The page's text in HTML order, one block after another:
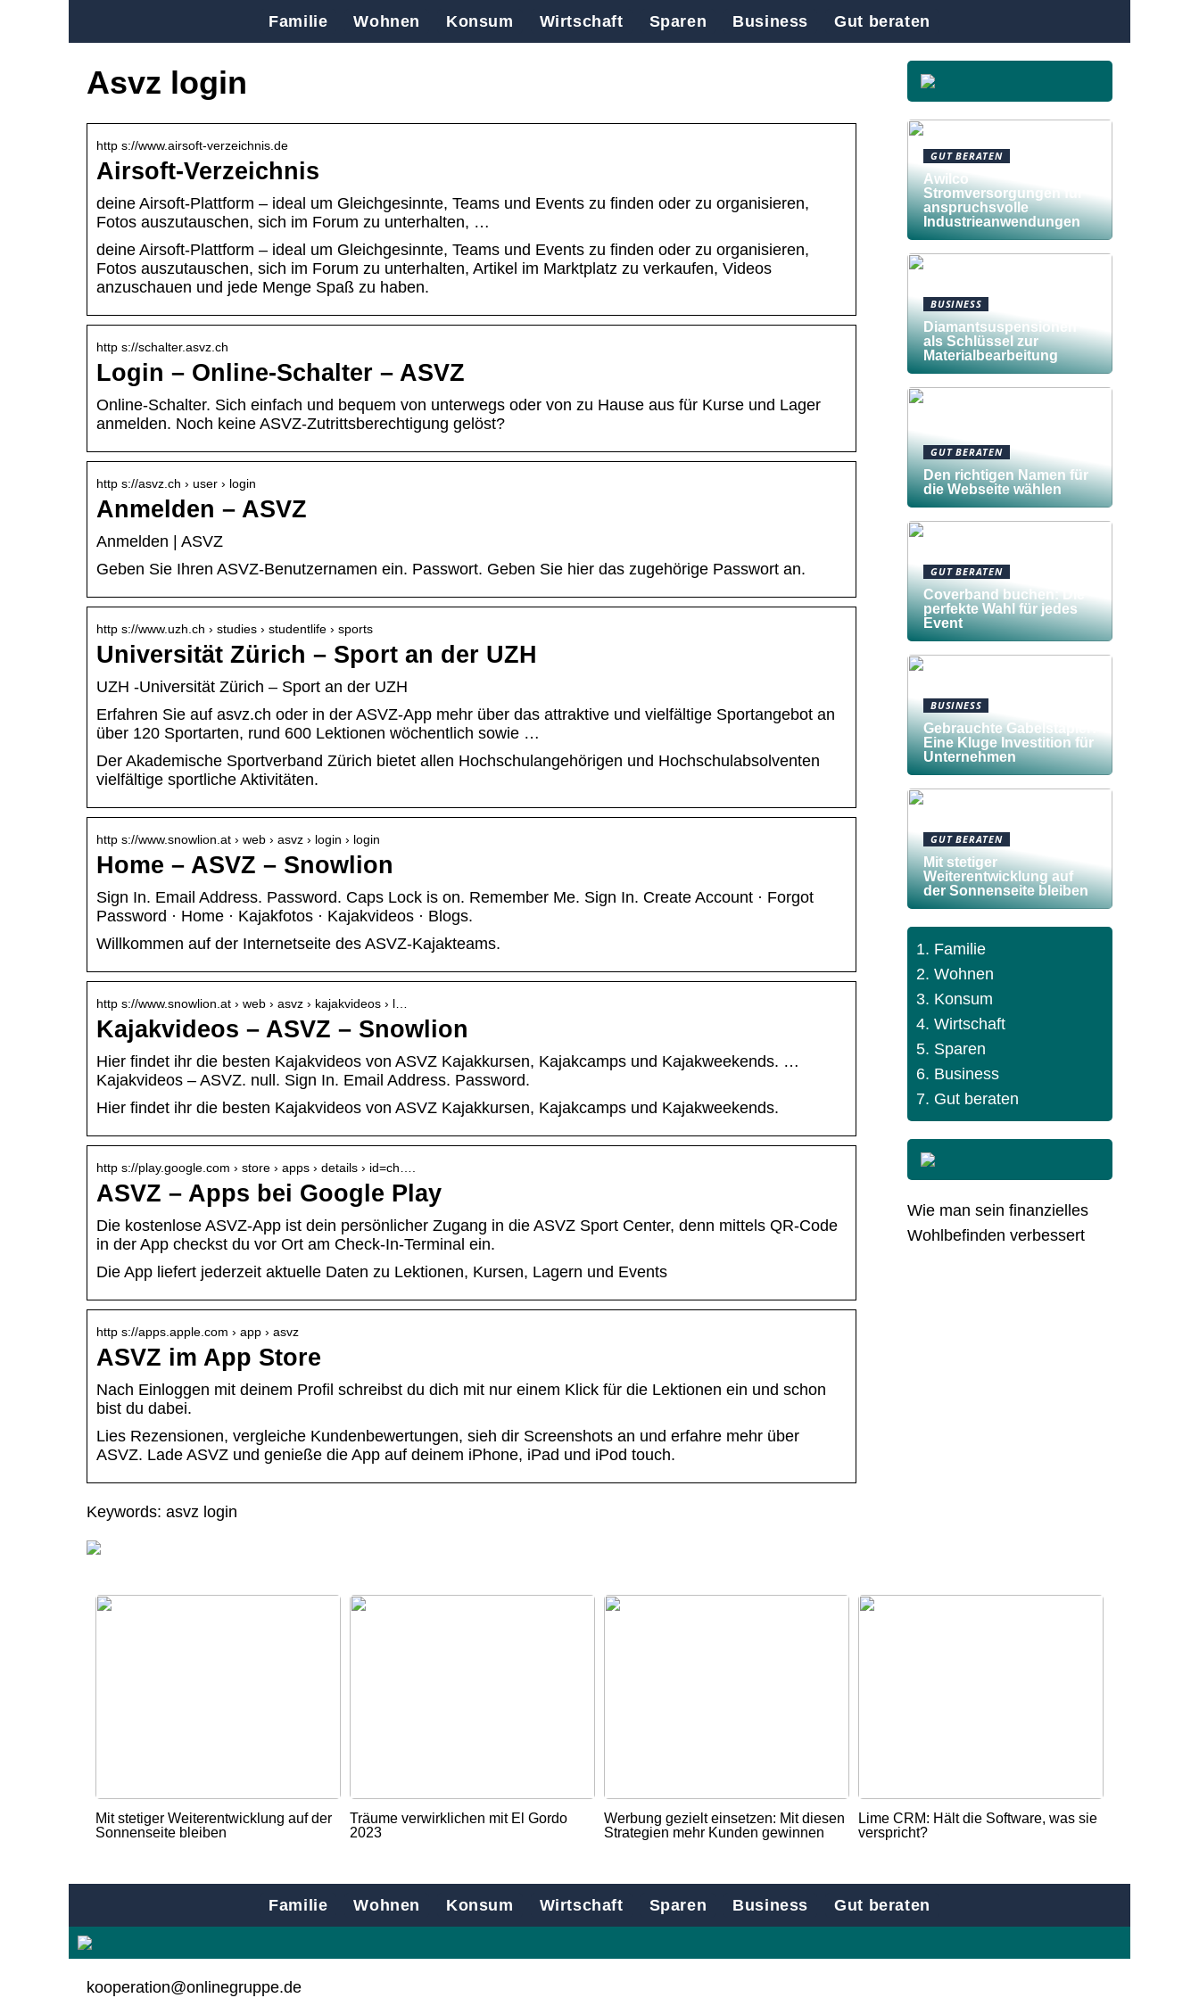
Familie Wohnen Konsum Wirtschaft Sparen Business Gut beraten
Asvz login
http s://www.airsoft-verzeichnis.de
Airsoft-Verzeichnis
deine Airsoft-Plattform – ideal um Gleichgesinnte, Teams und Events zu finden oder zu organisieren,
Fotos auszutauschen, sich im Forum zu unterhalten, …
deine Airsoft-Plattform – ideal um Gleichgesinnte, Teams und Events zu finden oder zu organisieren,
Fotos auszutauschen, sich im Forum zu unterhalten, Artikel im Marktplatz zu verkaufen, Videos
anzuschauen und jede Menge Spaß zu haben.
http s://schalter.asvz.ch
Login – Online-Schalter – ASVZ
Online-Schalter. Sich einfach und bequem von unterwegs oder von zu Hause aus für Kurse und Lager
anmelden. Noch keine ASVZ-Zutrittsberechtigung gelöst?
http s://asvz.ch › user › login
Anmelden – ASVZ
Anmelden | ASVZ
Geben Sie Ihren ASVZ-Benutzernamen ein. Passwort. Geben Sie hier das zugehörige Passwort an.
http s://www.uzh.ch › studies › studentlife › sports
Universität Zürich – Sport an der UZH
UZH -Universität Zürich – Sport an der UZH
Erfahren Sie auf asvz.ch oder in der ASVZ-App mehr über das attraktive und vielfältige Sportangebot an
über 120 Sportarten, rund 600 Lektionen wöchentlich sowie …
Der Akademische Sportverband Zürich bietet allen Hochschulangehörigen und Hochschulabsolventen
vielfältige sportliche Aktivitäten.
http s://www.snowlion.at › web › asvz › login › login
Home – ASVZ – Snowlion
Sign In. Email Address. Password. Caps Lock is on. Remember Me. Sign In. Create Account · Forgot
Password · Home · Kajakfotos · Kajakvideos · Blogs.
Willkommen auf der Internetseite des ASVZ-Kajakteams.
http s://www.snowlion.at › web › asvz › kajakvideos › l…
Kajakvideos – ASVZ – Snowlion
Hier findet ihr die besten Kajakvideos von ASVZ Kajakkursen, Kajakcamps und Kajakweekends. …
Kajakvideos – ASVZ. null. Sign In. Email Address. Password.
Hier findet ihr die besten Kajakvideos von ASVZ Kajakkursen, Kajakcamps und Kajakweekends.
http s://play.google.com › store › apps › details › id=ch….
ASVZ – Apps bei Google Play
Die kostenlose ASVZ-App ist dein persönlicher Zugang in die ASVZ Sport Center, denn mittels QR-Code
in der App checkst du vor Ort am Check-In-Terminal ein.
Die App liefert jederzeit aktuelle Daten zu Lektionen, Kursen, Lagern und Events
http s://apps.apple.com › app › asvz
ASVZ im App Store
Nach Einloggen mit deinem Profil schreibst du dich mit nur einem Klick für die Lektionen ein und schon
bist du dabei.
Lies Rezensionen, vergleiche Kundenbewertungen, sieh dir Screenshots an und erfahre mehr über
ASVZ. Lade ASVZ und genieße die App auf deinem iPhone, iPad und iPod touch.
Keywords: asvz login
GUT BERATEN
Awilco
Stromversorgungen für
anspruchsvolle
Industrieanwendungen
BUSINESS
Diamantsuspensionen
als Schlüssel zur
Materialbearbeitung
GUT BERATEN
Den richtigen Namen für
die Webseite wählen
GUT BERATEN
Coverband buchen: Die
perfekte Wahl für jedes
Event
BUSINESS
Gebrauchte Gabelstapler:
Eine Kluge Investition für
Unternehmen
GUT BERATEN
Mit stetiger
Weiterentwicklung auf
der Sonnenseite bleiben
Familie
Wohnen
Konsum
Wirtschaft
Sparen
Business
Gut beraten
Wie man sein finanzielles
Wohlbefinden verbessert
Mit stetiger Weiterentwicklung auf der
Sonnenseite bleiben
Träume verwirklichen mit El Gordo
2023
Werbung gezielt einsetzen: Mit diesen
Strategien mehr Kunden gewinnen
Lime CRM: Hält die Software, was sie
verspricht?
Familie Wohnen Konsum Wirtschaft Sparen Business Gut beraten
kooperation@onlinegruppe.de